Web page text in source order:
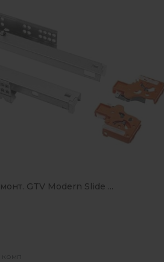
GTV Modern Slide ...